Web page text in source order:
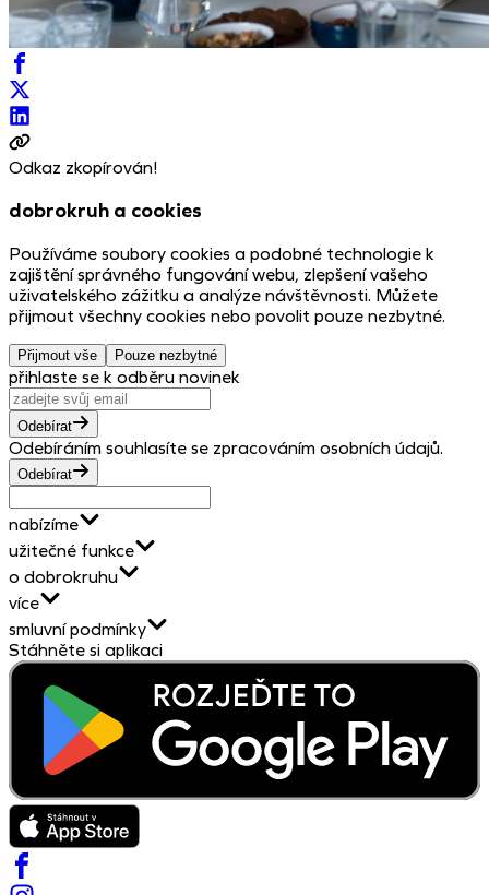
Odkaz zkopírován!
dobrokruh a cookies
Používáme soubory cookies a podobné technologie k
zajištění správného fungování webu, zlepšení vašeho
uživatelského zážitku a analýze návštěvnosti. Můžete
přijmout všechny cookies nebo povolit pouze nezbytné.
Přijmout vše Pouze nezbytné
přihlaste se k odběru novinek
Odebírat
Odebíráním souhlasíte se zpracováním osobních údajů.
Odebírat
nabízíme
užitečné funkce
o dobrokruhu
více
smluvní podmínky
Stáhněte si aplikaci